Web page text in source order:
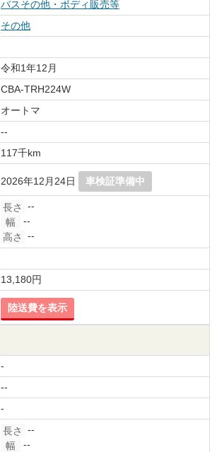
バスその他・ボディ販売等
その他
令和1年12月
CBA-TRH224W
オートマ
--
117千km
2026年12月24日 車検証準備中
長さ
--
幅
--
高さ
--
13,180円
陸送費を表示
-
--
-
長さ
--
幅
--